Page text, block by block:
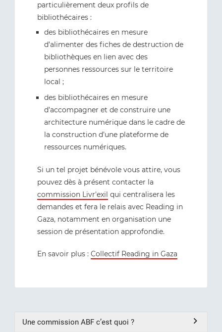
particulièrement deux profils de
bibliothécaires :
des bibliothécaires en mesure
d’alimenter des fiches de destruction de
bibliothèques en lien avec des
personnes ressources sur le territoire
local ;
des bibliothécaires en mesure
d’accompagner et de construire une
architecture numérique dans le cadre de
la construction d’une plateforme de
ressources numériques.
Si un tel projet bénévole vous attire, vous
pouvez dès à présent contacter la
commission Livr'exil qui centralisera les
demandes et fera le relais avec Reading in
Gaza, notamment en organisation une
session de présentation approfondie.
En savoir plus : Collectif Reading in Gaza
Une commission ABF c’est quoi ?